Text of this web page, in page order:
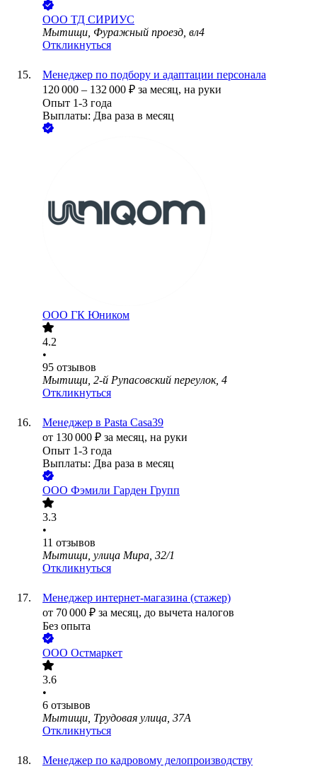
ООО ТД СИРИУС
Мытищи, Фуражный проезд, вл4
Откликнуться
Менеджер по подбору и адаптации персонала
120 000 – 132 000 ₽ за месяц, на руки
Опыт 1-3 года
Выплаты: Два раза в месяц
ООО ГК Юником
4.2
•
95 отзывов
Мытищи, 2-й Рупасовский переулок, 4
Откликнуться
Менеджер в Pasta Casa39
от 130 000 ₽ за месяц, на руки
Опыт 1-3 года
Выплаты: Два раза в месяц
ООО Фэмили Гарден Групп
3.3
•
11 отзывов
Мытищи, улица Мира, 32/1
Откликнуться
Менеджер интернет-магазина (стажер)
от 70 000 ₽ за месяц, до вычета налогов
Без опыта
ООО Остмаркет
3.6
•
6 отзывов
Мытищи, Трудовая улица, 37А
Откликнуться
Менеджер по кадровому делопроизводству